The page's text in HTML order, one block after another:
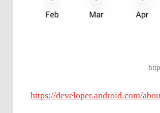
https://developer.android.com/